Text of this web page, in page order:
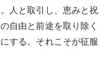
人と取引し、恵みと祝
自由と前途を取り除く
する。それこそが征服